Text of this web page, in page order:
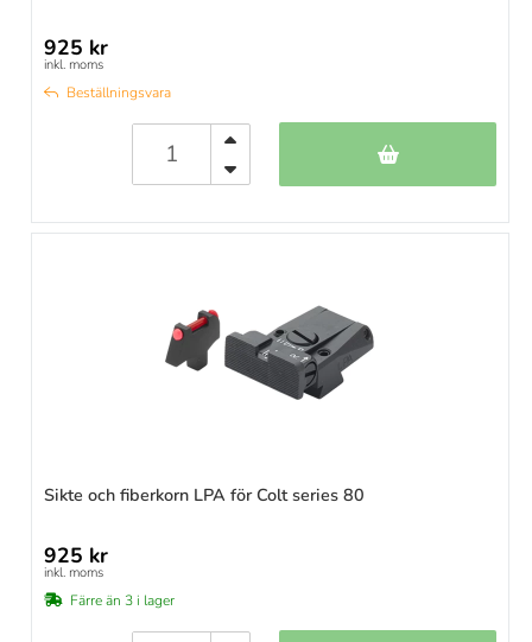
925 kr
inkl. moms
Beställningsvara
Sikte och fiberkorn LPA för Colt series 80
925 kr
inkl. moms
Färre än 3 i lager